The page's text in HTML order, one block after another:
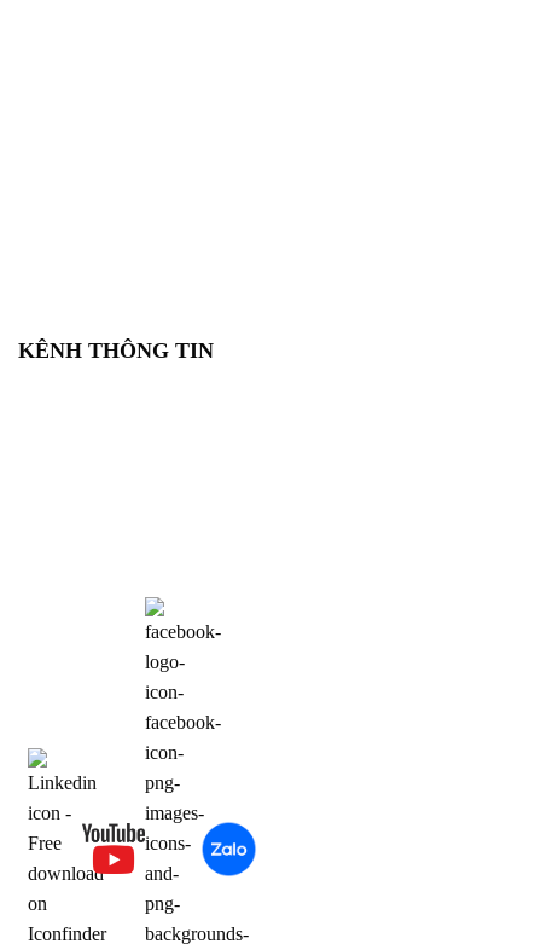
KÊNH THÔNG TIN